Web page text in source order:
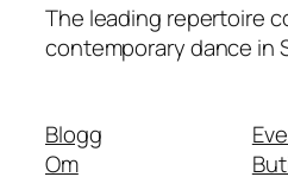
The leading repertoire
contemporary dance in
Blogg
Om